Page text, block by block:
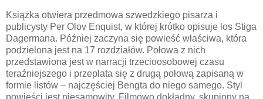
Książka otwiera przedmowa szwedzkiego pisarza i
publicysty Per Olov Enquist, w której krótko opisuje los Stiga
Dagermana. Później zaczyna się powieść właściwa, która
podzielona jest na 17 rozdziałów. Połowa z nich
przedstawiona jest w narracji trzecioosobowej czasu
teraźniejszego i przeplata się z drugą połową zapisaną w
formie listów – najczęściej Bengta do niego samego. Styl